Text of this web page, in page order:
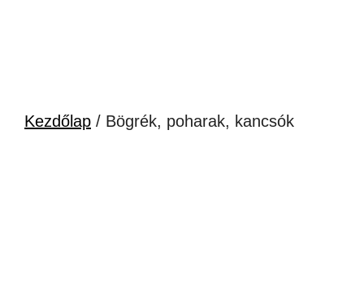
Kezdőlap / Bögrék, poharak, kancsók